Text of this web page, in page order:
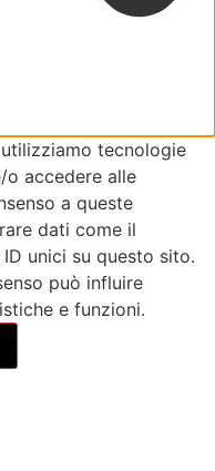
tecnologie
accedere alle
a queste
dati come il
unici su questo sito.
può influire
e funzioni.